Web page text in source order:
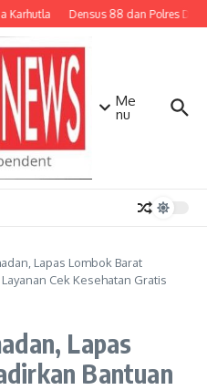
Karhutla Densus 88 dan Polres
Me
nu
Lapas Lombok Barat
Cek Kesehatan Gratis
Lapas
Bantuan